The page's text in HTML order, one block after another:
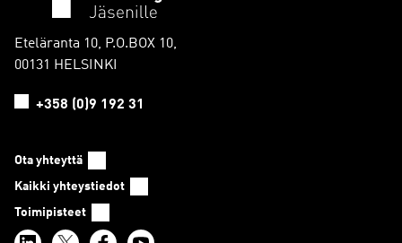
Eteläranta 10, P.O.BOX 10,
00131 HELSINKI
+358 (0)9 192 31
Ota yhteyttä
Kaikki yhteystiedot
Toimipisteet